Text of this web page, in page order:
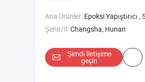
Ana Ürünler: Epoksi Yapıştırıcı , 502 Süper Yapıştırıcı , PVC Yapıştırıcı ,
Şehir/İl:Changsha, Hunan
Şimdi İletişime
geçin